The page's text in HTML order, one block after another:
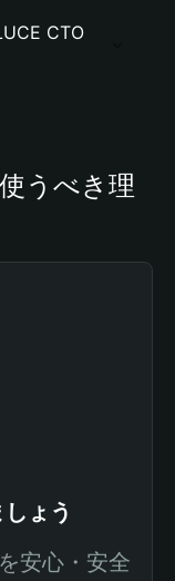
CTO
うべき理
ょう
安心・安全